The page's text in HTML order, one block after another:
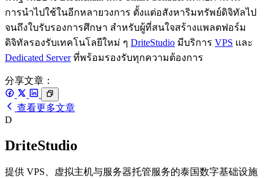
การนำไปใช้ในอีกหลายวงการ ตั้งแต่อสังหาริมทรัพย์ดิจิทัลไป
จนถึงใบรับรองการศึกษา สำหรับผู้ที่สนใจสร้างแพลตฟอร์ม
ดิจิทัลรองรับเทคโนโลยีใหม่ ๆ DriteStudio มีบริการ VPS และ
Dedicated Serverที่พร้อมรองรับทุกความต้องการ
分享文章：
查看更多文章
D
DriteStudio
提供 VPS、虚拟主机与服务器托管服务的泰国数字基础设施